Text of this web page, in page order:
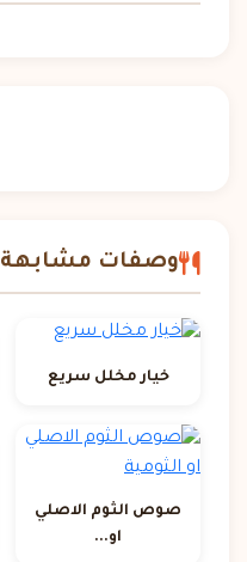
وصفات مشابهة
خيار مخلل سريع
صوص الثوم الاصلي
او...